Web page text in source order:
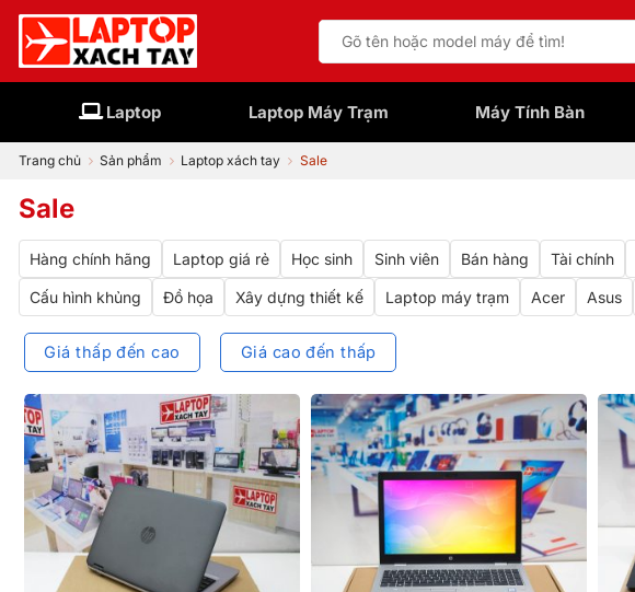
Bỏ
qua
nội
dung
Tìm
kiếm:
Laptop Laptop Máy Trạm Máy Tính Bàn
Trang chủ Sản phẩm Laptop xách tay Sale
Sale
Hàng chính hãng Laptop giá rẻ Học sinh Sinh viên Bán hàng Tài chính
Cấu hình khủng Đồ họa Xây dựng thiết kế Laptop máy trạm Acer Asus
Giá thấp đến cao Giá cao đến thấp